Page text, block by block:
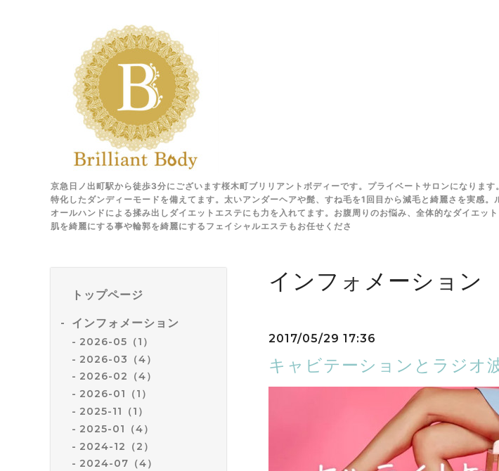
京急日ノ出町駅から徒歩3分にございます桜木町ブリリアントボディーです。プライベートサロンになりま
特化したダンディーモードを備えてます。太いアンダーヘアや髭、すね毛を1回目から減毛と綺麗さを実感。
オールハンドによる揉み出しダイエットエステにも力を入れてます。お腹周りのお悩み、全体的なダイエット
肌を綺麗にする事や輪郭を綺麗にするフェイシャルエステもお任せくださ
トップページ
インフォメーション
2026-05（1）
2026-03（4）
2026-02（4）
2026-01（1）
2025-11（1）
2025-01（4）
2024-12（2）
2024-07（4）
インフォメーション
2017/05/29 17:36
キャビテーションとラジオ